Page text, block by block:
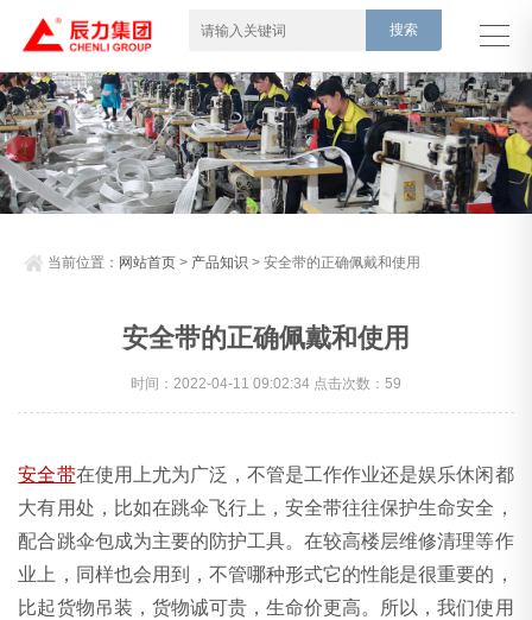
当前位置： 网站首页 > 产品知识 > 安全带的正确佩戴和使用
安全带的正确佩戴和使用
时间：2022-04-11 09:02:34 点击次数：59
安全带在使用上尤为广泛，不管是工作作业还是娱乐休闲都
大有用处，比如在跳伞飞行上，安全带往往保护生命安全，
配合跳伞包成为主要的防护工具。在较高楼层维修清理等作
业上，同样也会用到，不管哪种形式它的性能是很重要的，
比起货物吊装，货物诚可贵，生命价更高。所以，我们使用